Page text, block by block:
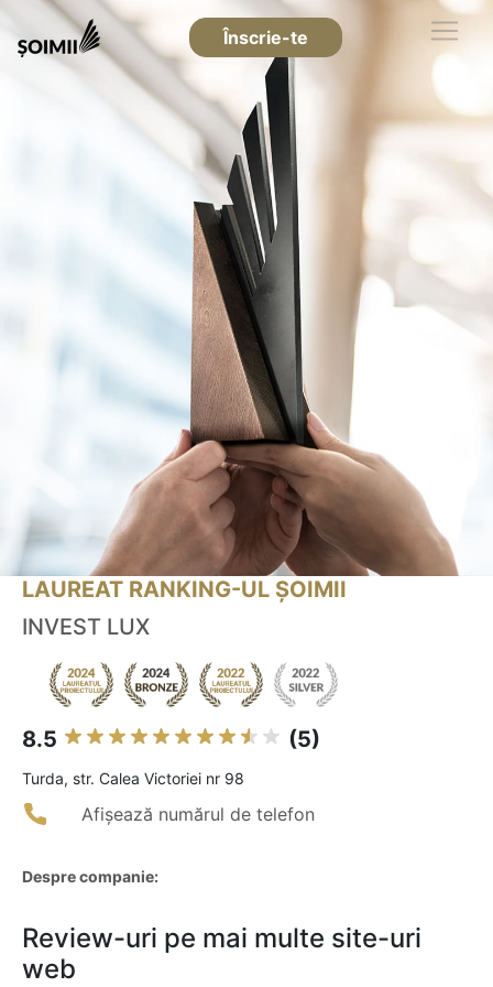
Înscrie-te
LAUREAT RANKING-UL ȘOIMII
INVEST LUX
8.5 (5)
Turda, str. Calea Victoriei nr 98
Afișează numărul de telefon
Despre companie:
Review-uri pe mai multe site-uri
web